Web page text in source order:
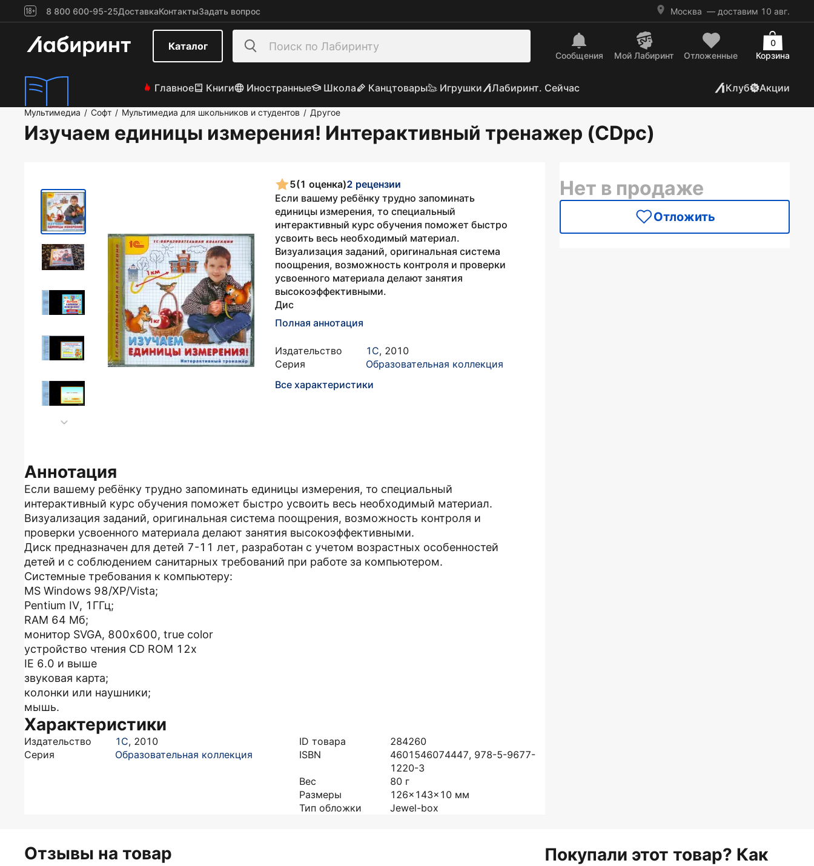
8 800 600-95-25ДоставкаКонтактыЗадать вопрос Москва — доставим 10 авг.
Каталог
Сообщения Mой Лабиринт Отложенные Корзина
0
Главное Книги Иностранные Школа Канцтовары Игрушки Лабиринт. Сейчас Клуб Акции
Мультимедиа / Софт / Мультимедиа для школьников и студентов / Другое
Изучаем единицы измерения! Интерактивный тренажер (CDpc)
5(1 оценка)2 рецензии
Если вашему ребёнку трудно запоминать
единицы измерения, то специальный
интерактивный курс обучения поможет быстро
усвоить весь необходимый материал.
Визуализация заданий, оригинальная система
поощрения, возможность контроля и проверки
усвоенного материала делают занятия
высокоэффективными.
Дис
Полная аннотация
Издательство 1С, 2010
Серия
Образовательная коллекция
Все характеристики
Аннотация
Если вашему ребёнку трудно запоминать единицы измерения, то специальный
интерактивный курс обучения поможет быстро усвоить весь необходимый материал.
Визуализация заданий, оригинальная система поощрения, возможность контроля и
проверки усвоенного материала делают занятия высокоэффективными.
Диск предназначен для детей 7-11 лет, разработан с учетом возрастных особенностей
детей и с соблюдением санитарных требований при работе за компьютером.
Системные требования к компьютеру:
MS Windows 98/XP/Vista;
Pentium IV, 1ГГц;
RAM 64 Мб;
монитор SVGA, 800х600, true color
устройство чтения CD ROM 12x
IE 6.0 и выше
звуковая карта;
колонки или наушники;
мышь.
Характеристики
Издательство 1С, 2010
Серия
Образовательная коллекция
ID товара
284260
ISBN
4601546074447, 978-5-9677-
1220-3
Вес
80 г
Размеры
126x143x10 мм
Тип обложки
Jewel-box
Нет в продаже
Отложить
Отзывы на товар
Покупали этот товар? Как